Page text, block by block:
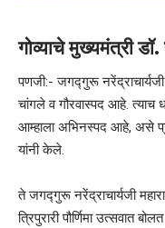
गोव्याचे मुख्यमंत्री
पणजी:- जगद्गुरू नरेंद्राचार्यजी
चांगले व गौरवास्पद आहे. त्याच
आम्हाला अभिनस्पद आहे, असे
यांनी केले.
ते जगद्गुरू नरेंद्राचार्यजी
त्रिपुरारी पौर्णिमा उत्सवात